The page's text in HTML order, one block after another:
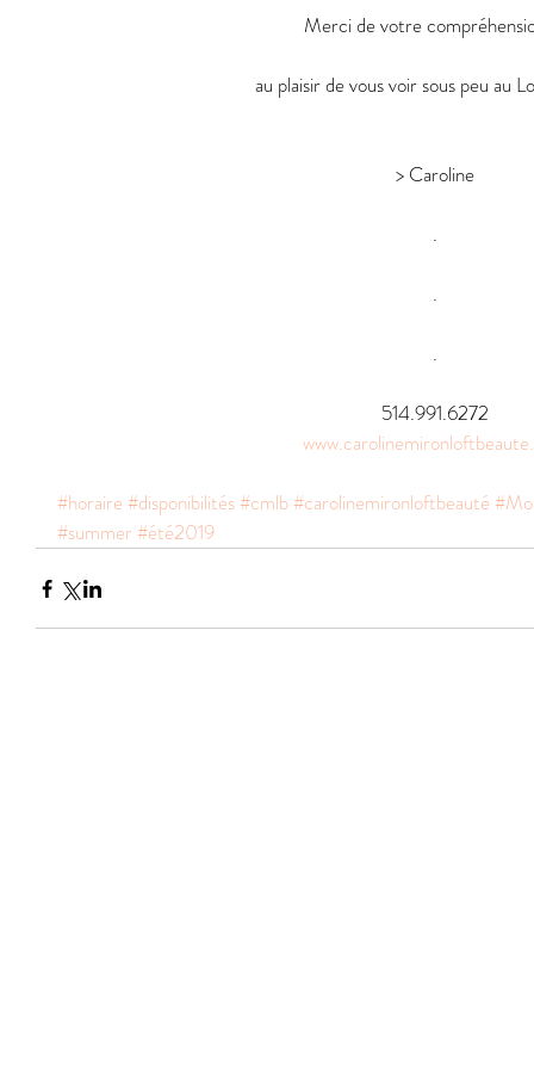
Merci de votre
au plaisir de vous voir sous peu au
> Caroline
.
.
.
514.991.6272
#horaire #disponibilités #cmlb #carolinemironloftbeauté
#summer #été2019